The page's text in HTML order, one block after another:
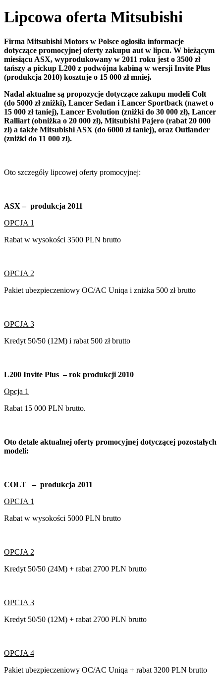
Lipcowa oferta Mitsubishi
Firma Mitsubishi Motors w Polsce ogłosiła informacje
dotyczące promocyjnej oferty zakupu aut w lipcu. W bieżącym
miesiącu ASX, wyprodukowany w 2011 roku jest o 3500 zł
tańszy a pickup L200 z podwójna kabiną w wersji Invite Plus
(produkcja 2010) kosztuje o 15 000 zł mniej.
Nadal aktualne są propozycje dotyczące zakupu modeli Colt
(do 5000 zł zniżki), Lancer Sedan i Lancer Sportback (nawet o
15 000 zł taniej), Lancer Evolution (zniżki do 30 000 zł), Lancer
Ralliart (obniżka o 20 000 zł), Mitsubishi Pajero (rabat 20 000
zł) a także Mitsubishi ASX (do 6000 zł taniej), oraz Outlander
(zniżki do 11 000 zł).
Oto szczegóły lipcowej oferty promocyjnej:
ASX – produkcja 2011
OPCJA 1
Rabat w wysokości 3500 PLN brutto
OPCJA 2
Pakiet ubezpieczeniowy OC/AC Uniqa i zniżka 500 zł brutto
OPCJA 3
Kredyt 50/50 (12M) i rabat 500 zł brutto
L200 Invite Plus – rok produkcji 2010
Opcja 1
Rabat 15 000 PLN brutto.
Oto detale aktualnej oferty promocyjnej dotyczącej pozostałych
modeli:
COLT – produkcja 2011
OPCJA 1
Rabat w wysokości 5000 PLN brutto
OPCJA 2
Kredyt 50/50 (24M) + rabat 2700 PLN brutto
OPCJA 3
Kredyt 50/50 (12M) + rabat 2700 PLN brutto
OPCJA 4
Pakiet ubezpieczeniowy OC/AC Uniqa + rabat 3200 PLN brutto